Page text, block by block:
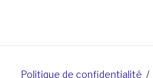
Politique de confidentialité